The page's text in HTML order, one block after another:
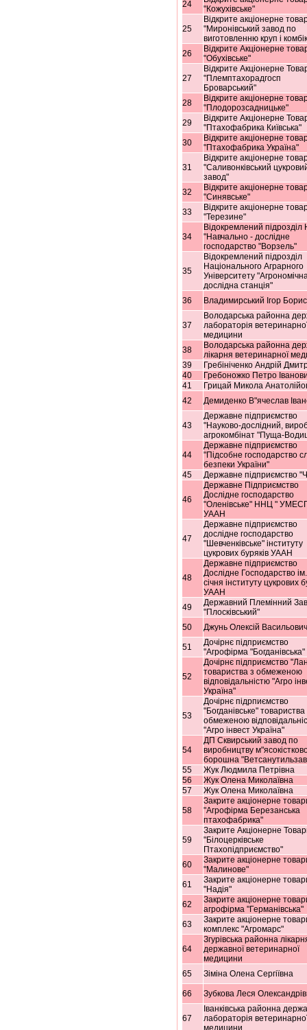
24
"Кожухівське"
25
Відкрите акціонерне
"Миронівський завод по
виготовленню круп і
26
Відкрите Акціонерне
"Обухівське"
27
Відкрите Акціонерне
"Племптахорадгосп
Броварський"
28
Відкрите акціонерне
"Плодорозсадницьке"
29
Відкрите Акціонерне
"Птахофабрика Київська"
30
Відкрите акціонерне
"Птахофабрика Україна"
31
Відкрите акціонерне
"Саливонківський
завод"
32
Відкрите акціонерне
"Синявське"
33
Відкрите акціонерне
"Терезине"
34
Відокремлений підрозділ
"Навчально - дослідне
господарство "Ворзель"
35
Відокремлений підрозділ
Національного Аграрного
Університету
дослідна станція"
36
Владимирський Ігор
37
Володарська районна
лабораторія
медицини
38
Володарська районна
лікарня ветеринарної
39
Гребініченко Андрій
40
Гребоножко Петро
41
Грицай Микола
42
Демиденко В"ячеслав
43
Державне підприємство
"Науково-дослідний,
агрокомбінат "Пуща-
44
Державне підприємство
"Підсобне господарство
безпеки України"
45
Державне підприємство
46
Державне Підприємство
Дослідне господарство
"Оленівське" ННЦ "
УААН
47
Державне підприємство
дослідне господарство
"Шевченківське" інституту
цукрових буряків УААН
48
Державне підприємство
Дослідне Господарство
січня інституту цукрових
УААН
49
Державний Племінний
"Плосківський"
50
Джунь Олексій Васильович
51
Дочірнє підприємство
"Агрофірма "Богданівська"
52
Дочірнє підприємство
товариства з обмеженою
відповідальністю "Агро
Україна"
53
Дочірнє підрпиємство
"Богданівське" товариства
обмеженою
"Агро інвест Україна"
54
ДП Сквирський завод по
виробництву
борошна
55
Жук Людмила Петрівна
56
Жук Олена Миколаївна
57
Жук Олена Миколаївна
58
Закрите акціонерне
"Агрофірма Березанська
птахофабрика"
59
Закрите Акціонерне
"Білоцерківське
Птахопідприємство"
60
Закрите акціонерне
"Малинове"
61
Закрите акціонерне
"Надія"
62
Закрите акціонерне
агрофірма "Германівська"
63
Закрите акціонерне
комплекс "Агромарс"
64
Згурівська районна
державної ветеринарної
медицини
65
Зіміна Олена Сергіївна
66 Зубкова Леся
67
Іванківська районна
лабораторія
медицини